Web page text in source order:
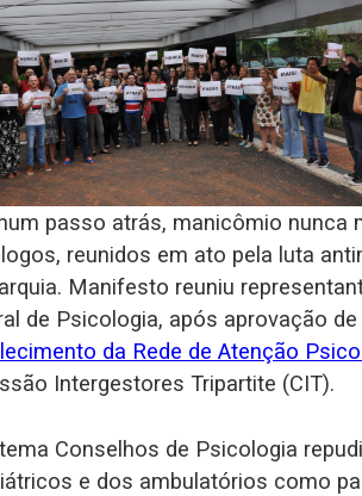
passo atrás, manicômio
reunidos em ato pela luta
Manifesto reuniu
de Psicologia, após aprovação
da Rede de Atenção
Intergestores Tripartite (CIT).
Conselhos de Psicologia
e dos ambulatórios como